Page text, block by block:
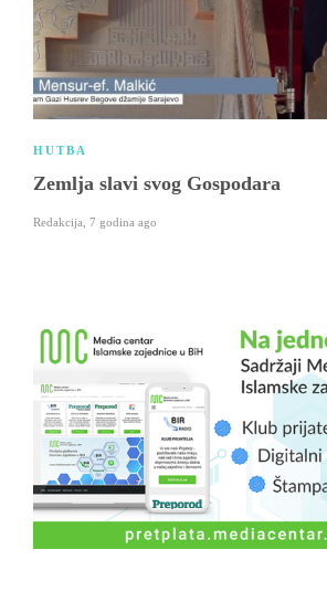
HUTBA
Zemlja slavi svog Gospodara
Redakcija 7 godina ago